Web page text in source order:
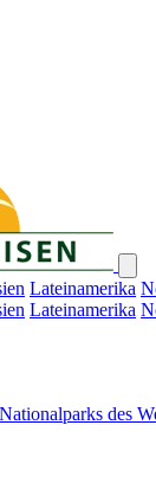
Lateinamerika
Lateinamerika
des